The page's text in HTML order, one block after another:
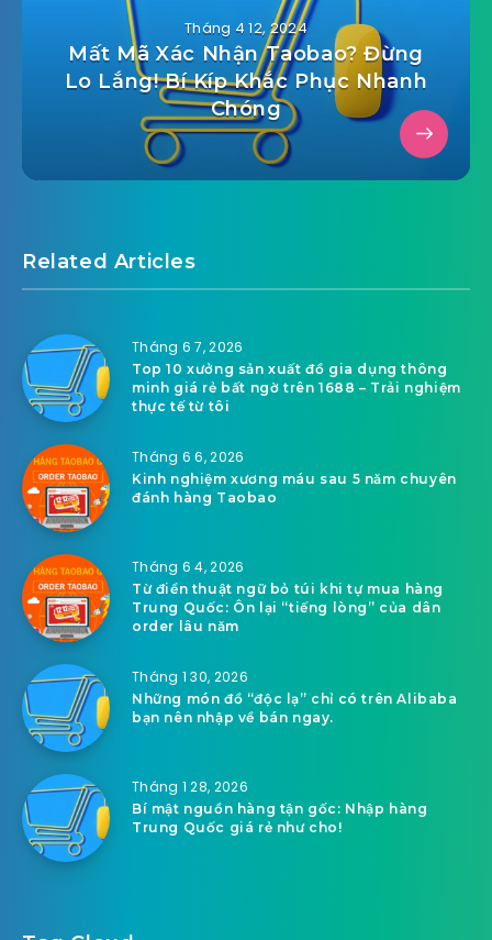
Tháng 4 12, 2024
Mất Mã Xác Nhận Taobao? Đừng
Lo Lắng! Bí Kíp Khắc Phục Nhanh
Chóng
Related Articles
Tháng 6 7, 2026
Top 10 xưởng sản xuất đồ gia dụng thông
minh giá rẻ bất ngờ trên 1688 – Trải nghiệm
thực tế từ tôi
Tháng 6 6, 2026
Kinh nghiệm xương máu sau 5 năm chuyên
đánh hàng Taobao
Tháng 6 4, 2026
Từ điển thuật ngữ bỏ túi khi tự mua hàng
Trung Quốc: Ôn lại “tiếng lòng” của dân
order lâu năm
Tháng 1 30, 2026
Những món đồ “độc lạ” chỉ có trên Alibaba
bạn nên nhập về bán ngay.
Tháng 1 28, 2026
Bí mật nguồn hàng tận gốc: Nhập hàng
Trung Quốc giá rẻ như cho!